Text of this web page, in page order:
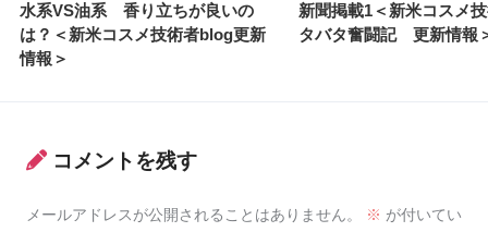
水系VS油系 香り立ちが良いの
は？＜新米コスメ技術者blog更新
情報＞
新聞掲載1＜新米コスメ
タバタ奮闘記 更新情報
コメントを残す
メールアドレスが公開されることはありません。 ※ が付いてい